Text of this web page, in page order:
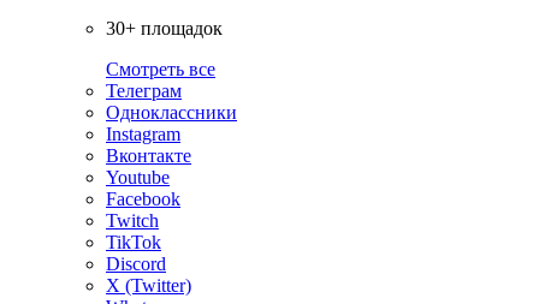
30+ площадок
Смотреть все
Телеграм
Одноклассники
Instagram
Вконтакте
Youtube
Facebook
Twitch
TikTok
Discord
X (Twitter)